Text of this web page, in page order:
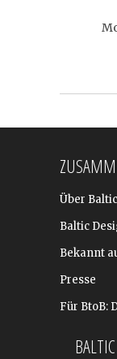
Über
Baltic
Bekannt
Presse
Für BtoB: